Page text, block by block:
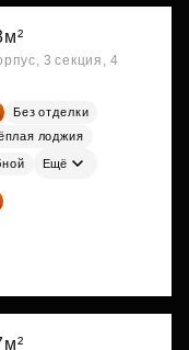
3 секция, 4
Без отделки
лоджия
Ещё